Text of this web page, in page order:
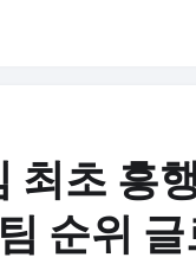
최초 흥
순위